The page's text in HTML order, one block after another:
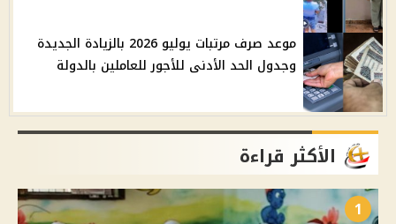
موعد صرف مرتبات يوليو 2026 بالزيادة الجديدة
وجدول الحد الأدنى للأجور للعاملين بالدولة
الأكثر قراءة
1